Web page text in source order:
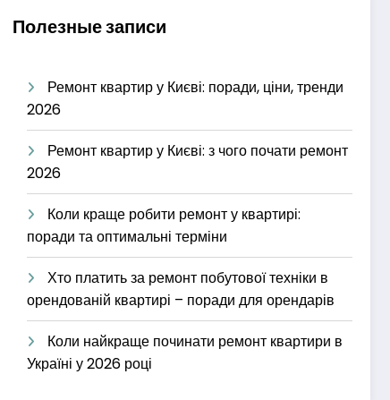
Полезные записи
Ремонт квартир у Києві: поради, ціни, тренди
2026
Ремонт квартир у Києві: з чого почати ремонт
2026
Коли краще робити ремонт у квартирі:
поради та оптимальні терміни
Хто платить за ремонт побутової техніки в
орендованій квартирі – поради для орендарів
Коли найкраще починати ремонт квартири в
Україні у 2026 році